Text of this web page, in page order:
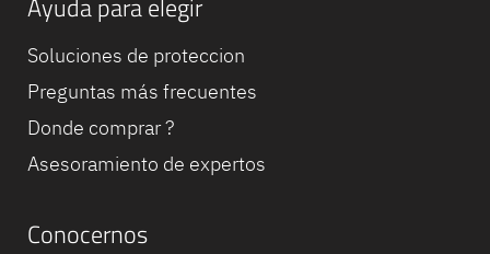
Ayuda para elegir
Soluciones de proteccion
Preguntas más frecuentes
Donde comprar ?
Asesoramiento de expertos
Conocernos